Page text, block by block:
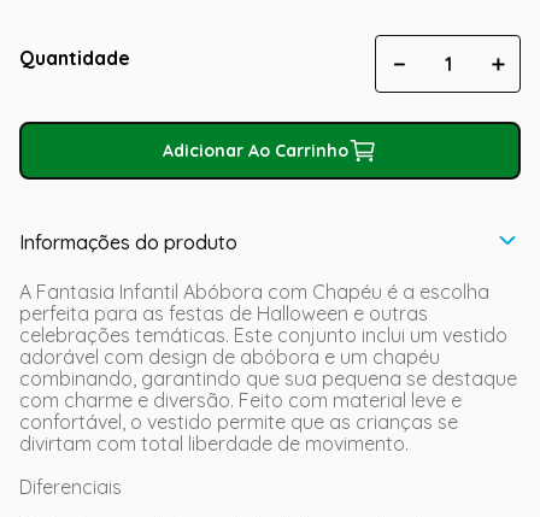
Quantidade ＋
－
Adicionar Ao Carrinho
Informações do produto
A Fantasia Infantil Abóbora com Chapéu é a escolha
perfeita para as festas de Halloween e outras
celebrações temáticas. Este conjunto inclui um vestido
adorável com design de abóbora e um chapéu
combinando, garantindo que sua pequena se destaque
com charme e diversão. Feito com material leve e
confortável, o vestido permite que as crianças se
divirtam com total liberdade de movimento.
Diferenciais